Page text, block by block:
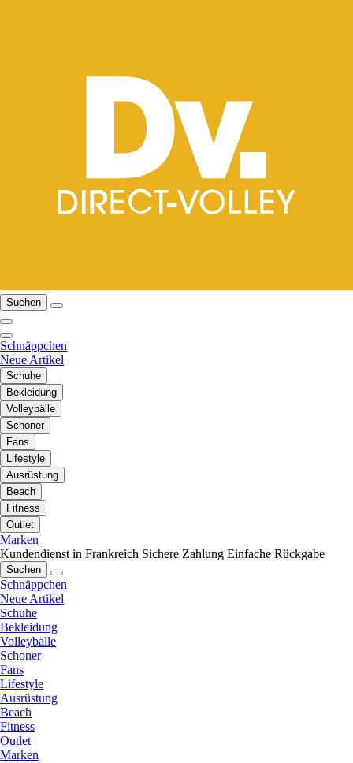
Suchen
Schnäppchen
Neue Artikel
Schuhe
Bekleidung
Volleybälle
Schoner
Fans
Lifestyle
Ausrüstung
Beach
Fitness
Outlet
Marken
Kundendienst in Frankreich Sichere Zahlung Einfache Rückgabe
Suchen
Schnäppchen
Neue Artikel
Schuhe
Bekleidung
Volleybälle
Schoner
Fans
Lifestyle
Ausrüstung
Beach
Fitness
Outlet
Marken